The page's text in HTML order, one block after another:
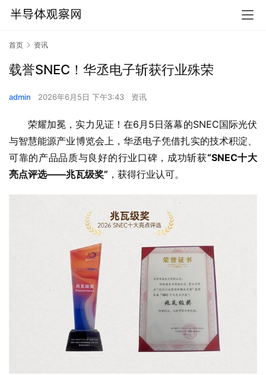
首页 资讯
载誉SNEC！华丞电子斩获行业殊荣
admin 2026年6月5日 下午3:43 资讯
荣耀加冕，实力见证！在6月5日落幕的SNEC国际光伏
与智慧能源产业博览会上，华丞电子凭借扎实的技术积淀、
可靠的产品品质与良好的行业口碑，成功斩获“SNEC十大
亮点评选——兆瓦级奖” ，获得行业认可。